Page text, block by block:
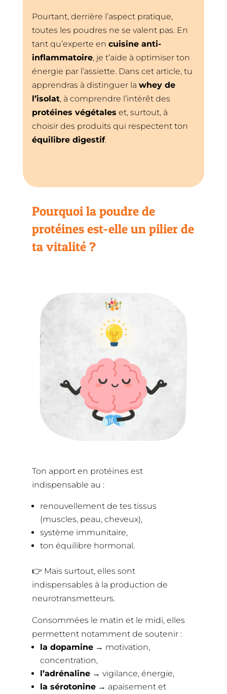
Pourtant, derrière l’aspect pratique,
toutes les poudres ne se valent pas. En
tant qu’experte en cuisine anti-
inflammatoire, je t’aide à optimiser ton
énergie par l’assiette. Dans cet article, tu
apprendras à distinguer la whey de
l’isolat, à comprendre l’intérêt des
protéines végétales et, surtout, à
choisir des produits qui respectent ton
équilibre digestif.
Pourquoi la poudre de
protéines est-elle un pilier de
ta vitalité ?
Ton apport en protéines est
indispensable au :
renouvellement de tes tissus
(muscles, peau, cheveux),
système immunitaire,
ton équilibre hormonal.
👉 Mais surtout, elles sont
indispensables à la production de
neurotransmetteurs.
Consommées le matin et le midi, elles
permettent notamment de soutenir :
la dopamine→ motivation,
concentration,
l’adrénaline→ vigilance, énergie,
la sérotonine→ apaisement et